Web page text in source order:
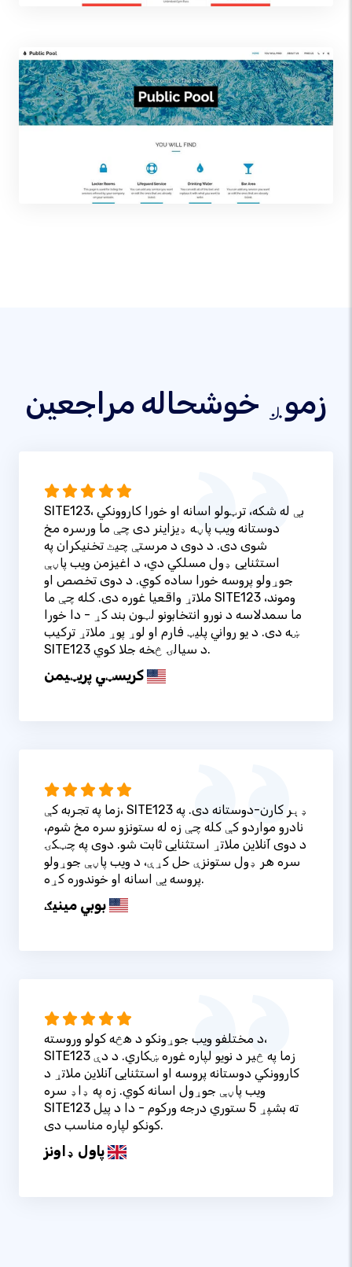
زموږ خوشحاله مراجعین
SITE123، بې له شکه، ترټولو اسانه او خورا کاروونکي
دوستانه ویب پاڼه ډیزاینر دی چې ما ورسره مخ
شوی دی. د دوی د مرستې چیٹ تخنیکران په
استثنایی ډول مسلکي دي، د اغیزمن ویب پاڼې
جوړولو پروسه خورا ساده کوي. د دوی تخصص او
ملاتړ واقعیا غوره دی. کله چې ما SITE123 وموند،
ما سمدلاسه د نورو انتخابونو لټون بند کړ - دا خورا
ښه دی. د یو رواني پلیټ فارم او لوړ پوړ ملاتړ ترکیب
SITE123 د سیالۍ څخه جلا کوي.
کریسټي پریټيمن
زما په تجربه کې، SITE123 ډېر کارن-دوستانه دی. په
نادرو مواردو کې کله چې زه له ستونزو سره مخ شوم،
د دوی آنلاین ملاتړ استثنایی ثابت شو. دوی په چټکۍ
سره هر ډول ستونزې حل کړې، د ویب پاڼې جوړولو
پروسه یې اسانه او خوندوره کړه.
بوبي مینیګ
د مختلفو ویب جوړونکو د هڅه کولو وروسته،
SITE123 زما په څیر د نویو لپاره غوره ښکاري. د دې
کاروونکي دوستانه پروسه او استثنایی آنلاین ملاتړ د
ویب پاڼې جوړول اسانه کوي. زه په ډاډ سره
SITE123 ته بشپړ 5 ستوري درجه ورکوم - دا د پیل
کونکو لپاره مناسب دی.
پاول ډاونز